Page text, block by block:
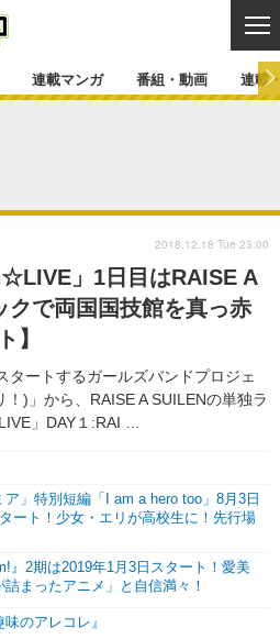
マンガ
イベント
新帝スタ
カバー
ラジオ
連載マンガ 番組・動画 連載
」1日目はRAISE A
クで両国国技館を真っ赤
】
タートするガールズバンドプロジェ
)」から、RAISE A SUILENの単独ラ
」DAY１:RAI …
ア」特別短編「I am a hero too」8月3日
ート！少女・エリが高校生に！先行場
』2期は2019年1月3日スタート！愛美
詰まったアニメ」と自信満々！
のアレコレ』
2018.12.18 Tue 23:00